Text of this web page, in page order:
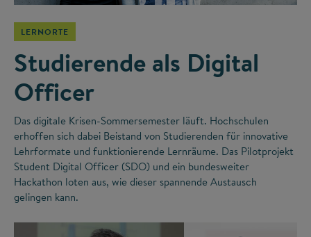
LERNORTE
Studierende als Digital
Officer
Das digitale Krisen-Sommersemester läuft. Hochschulen
erhoffen sich dabei Beistand von Studierenden für innovative
Lehrformate und funktionierende Lernräume. Das Pilotprojekt
Student Digital Officer (SDO) und ein bundesweiter
Hackathon loten aus, wie dieser spannende Austausch
gelingen kann.